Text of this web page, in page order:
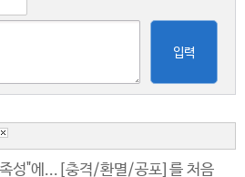
입력
성"에...[충격/환멸/공포]를 처음